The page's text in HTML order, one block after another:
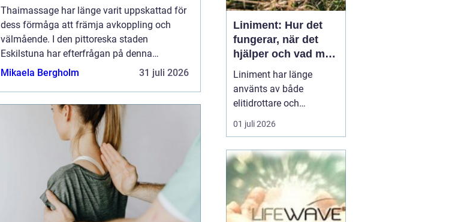
Thaimassage har länge varit uppskattad för
dess förmåga att främja avkoppling och
välmående. I den pittoreska staden
Eskilstuna har efterfrågan på denna
urgamla massageteknik vuxit sig allt
Mikaela Bergholm 31 juli 2026
Liniment: Hur det
fungerar, när det
hjälper och vad man
bör tänka på
Liniment har länge
använts av både
elitidrottare och
vardagsmotionärer för
att lindra värk, stelhet
hur fungerar dessa
krämer egentligen, vad
innehåller de och när
passar de b&...
01 juli 2026